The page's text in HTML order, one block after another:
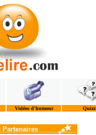
Vidéos d'humour Quizz
Partenaires